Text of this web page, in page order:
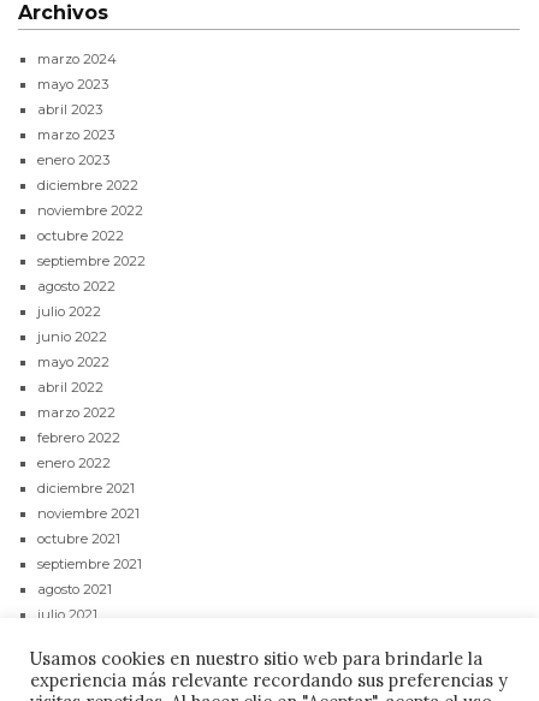
Archivos
marzo 2024
mayo 2023
abril 2023
marzo 2023
enero 2023
diciembre 2022
noviembre 2022
octubre 2022
septiembre 2022
agosto 2022
julio 2022
junio 2022
mayo 2022
abril 2022
marzo 2022
febrero 2022
enero 2022
diciembre 2021
noviembre 2021
octubre 2021
septiembre 2021
agosto 2021
julio 2021
mayo 2021
abril 2021
Usamos cookies en nuestro sitio web para brindarle la
experiencia más relevante recordando sus preferencias y